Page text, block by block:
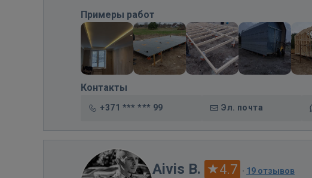
Примеры работ
Контакты
+371 *** *** 99 Эл. почта
Aivis B. 4.7 · 19 отзывов